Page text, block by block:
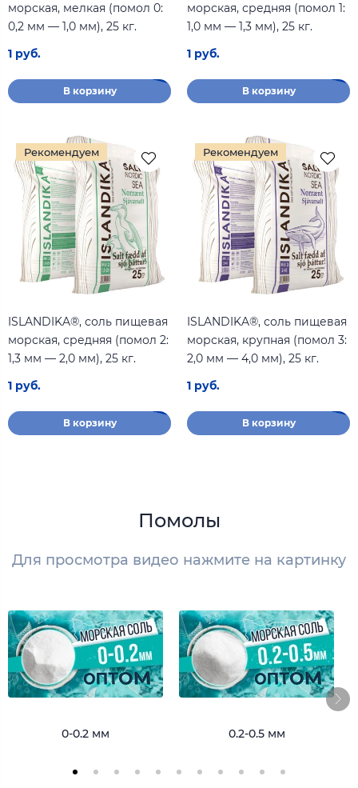
морская, мелкая (помол 0:
0,2 мм — 1,0 мм), 25 кг.
1 руб.
В корзину
морская, средняя (помол 1:
1,0 мм — 1,3 мм), 25 кг.
1 руб.
В корзину
Рекомендуем
ISLANDIKA®, соль пищевая
морская, средняя (помол 2:
1,3 мм — 2,0 мм), 25 кг.
1 руб.
В корзину
Рекомендуем
ISLANDIKA®, соль пищевая
морская, крупная (помол 3:
2,0 мм — 4,0 мм), 25 кг.
1 руб.
В корзину
Помолы
Для просмотра видео нажмите на картинку
0-0.2 мм 0.2-0.5 мм